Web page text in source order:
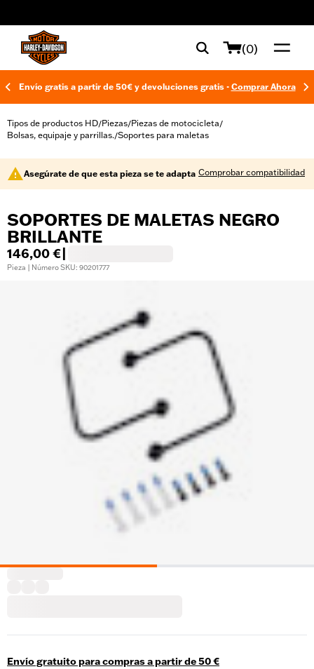
(0)
Envío gratis a partir de 50€ y devoluciones gratis - Comprar Ahora
Tipos de productos HD/Piezas/Piezas de motocicleta/
Bolsas, equipaje y parrillas./Soportes para maletas
Asegúrate de que esta pieza se te adapta Comprobar compatibilidad
SOPORTES DE MALETAS NEGRO
BRILLANTE
146,00 €
Pieza | Número SKU: 90201777
Envío gratuito para compras a partir de 50 €